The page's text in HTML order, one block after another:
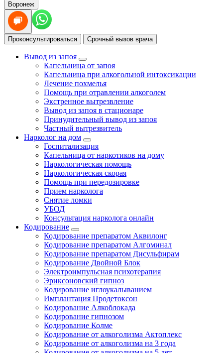
Воронеж
Проконсультироваться Срочный вызов врача
Вывод из запоя
Капельница от запоя
Капельница при алкогольной интоксикации
Лечение похмелья
Помощь при отравлении алкоголем
Экстренное вытрезвление
Вывод из запоя в стационаре
Принудительный вывод из запоя
Частный вытрезвитель
Нарколог на дом
Госпитализация
Капельница от наркотиков на дому
Наркологическая помощь
Наркологическая скорая
Помощь при передозировке
Прием нарколога
Снятие ломки
УБОД
Консультация нарколога онлайн
Кодирование
Кодирование препаратом Аквилонг
Кодирование препаратом Алгоминал
Кодирование препаратом Дисульфирам
Кодирование Двойной Блок
Электроимпульсная психотерапия
Эриксоновский гипноз
Кодирование иглоукалыванием
Имплантация Продетоксон
Кодирование Алкоблокада
Кодирование гипнозом
Кодирование Колме
Кодирование от алкоголизма Актоплекс
Кодирование от алкоголизма на 3 года